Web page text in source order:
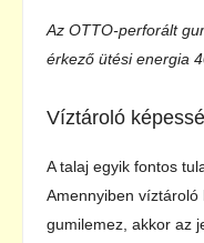
Az OTTO-perforált
érkező ütési energia
Víztároló
A talaj egyik fontos
Amennyiben víztároló
gumilemez, akkor az